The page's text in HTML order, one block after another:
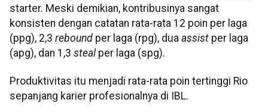
starter. Meski demikian, kontribusinya sangat
konsisten dengan catatan rata-rata 12 poin per laga
(ppg), 2,3 rebound per laga (rpg), dua assist per laga
(apg), dan 1,3 stealper laga (spg).
Produktivitas itu menjadi rata-rata poin tertinggi Rio
sepanjang karier profesionalnya di IBL.